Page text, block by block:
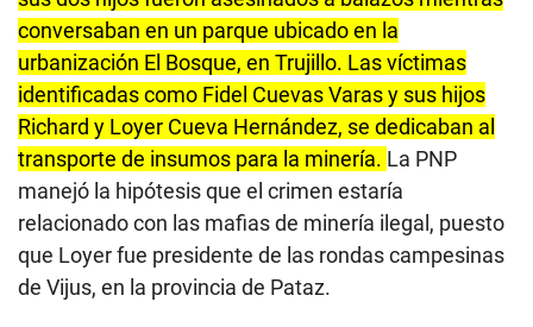
conversaban en un parque ubicado en la
urbanización El Bosque, en Trujillo. Las víctimas
identificadas como Fidel Cuevas Varas y sus hijos
Richard y Loyer Cueva Hernández, se dedicaban al
transporte de insumos para la minería. La PNP
manejó la hipótesis que el crimen estaría
relacionado con las mafias de minería ilegal, puesto
que Loyer fue presidente de las rondas campesinas
de Vijus, en la provincia de Pataz.